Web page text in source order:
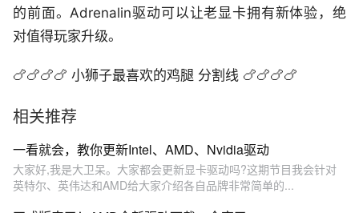
的前面。Adrenalin驱动可以让老显卡拥有新体验，绝
对值得玩家升级。
🍗🍗🍗🍗 小狮子最喜欢的鸡腿 分割线 🍗🍗🍗🍗
相关推荐
一看就会，教你更新Intel、AMD、Nvidia驱动
大家好,我是大卫呆。大家都会更新显卡驱动吗?这期节目我会针对
英特尔、英伟达和AMD给大家介绍各自品牌非常简单的...